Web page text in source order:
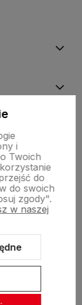
Modern 3.0™
i
Twoich
do
do swoich
zgody".
w naszej